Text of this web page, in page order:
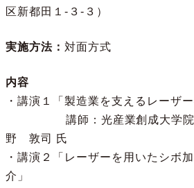
区新都田１-３-３）
実施方法： 対面方式
内容
・講演１「製造業を支えるレーザ
講師：光産業創成大学院
野 敦司 氏
・講演２「レーザーを用いたシボ
介」